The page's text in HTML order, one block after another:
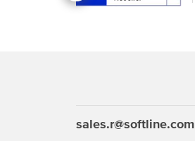
sales.r@softline.com